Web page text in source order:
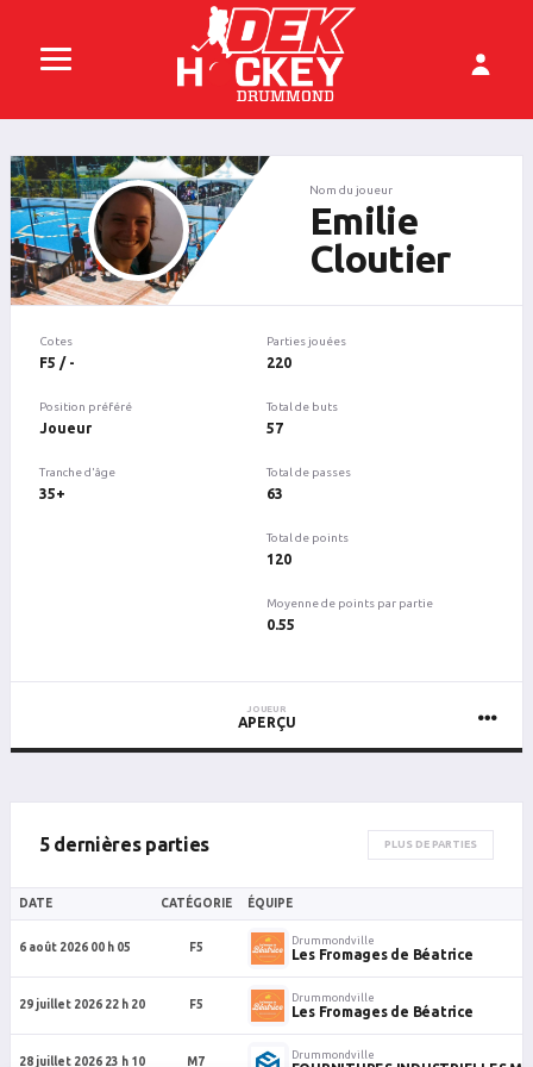
Nom du joueur
Emilie
Cloutier
Cotes
F5 / -
Position préféré
Joueur
Tranche d'âge
35+
Parties jouées
220
Total de buts
57
Total de passes
63
Total de points
120
Moyenne de points par partie
0.55
JOUEUR
APERÇU
5 dernières parties PLUS DE PARTIES
DATE CATÉGORIE ÉQUIPE
6 août 2026 00 h 05 F5
Drummondville
Les Fromages de Béatrice
29 juillet 2026 22 h 20 F5
Drummondville
Les Fromages de Béatrice
28 juillet 2026 23 h 10 M7
Drummondville